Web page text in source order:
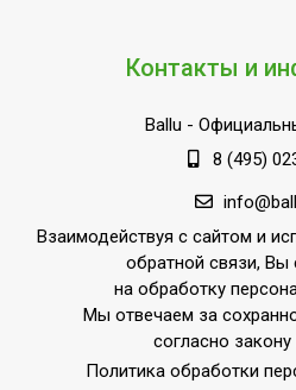
Контакты и
Ballu -
8 (495)
Взаимодействуя с сайтом и
обратной связи, Вы
на обработку
Мы отвечаем за
согласно
Политика обработки